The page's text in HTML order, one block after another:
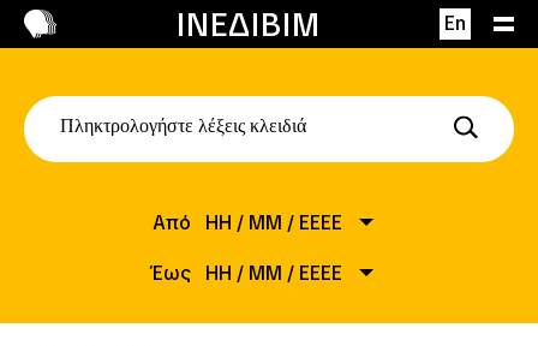
ΙΝΕΔΙΒΙΜ En
Επικοινωνία
Από HH / MM / EEEE
Έως ΗΗ / ΜΜ / ΕΕΕΕ